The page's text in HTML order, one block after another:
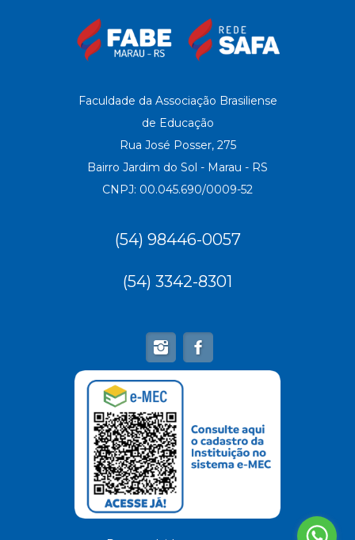
Faculdade da Associação Brasiliense
de Educação
Rua José Posser, 275
Bairro Jardim do Sol - Marau - RS
CNPJ: 00.045.690/0009-52
(54) 98446-0057
(54) 3342-8301